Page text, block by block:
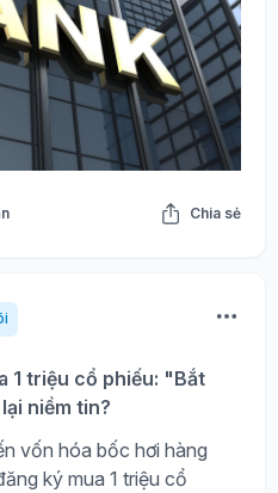
Chia sẻ
1 triệu cổ phiếu: "Bắt
niềm tin?
vốn hóa bốc hơi hàng
ký mua 1 triệu cổ